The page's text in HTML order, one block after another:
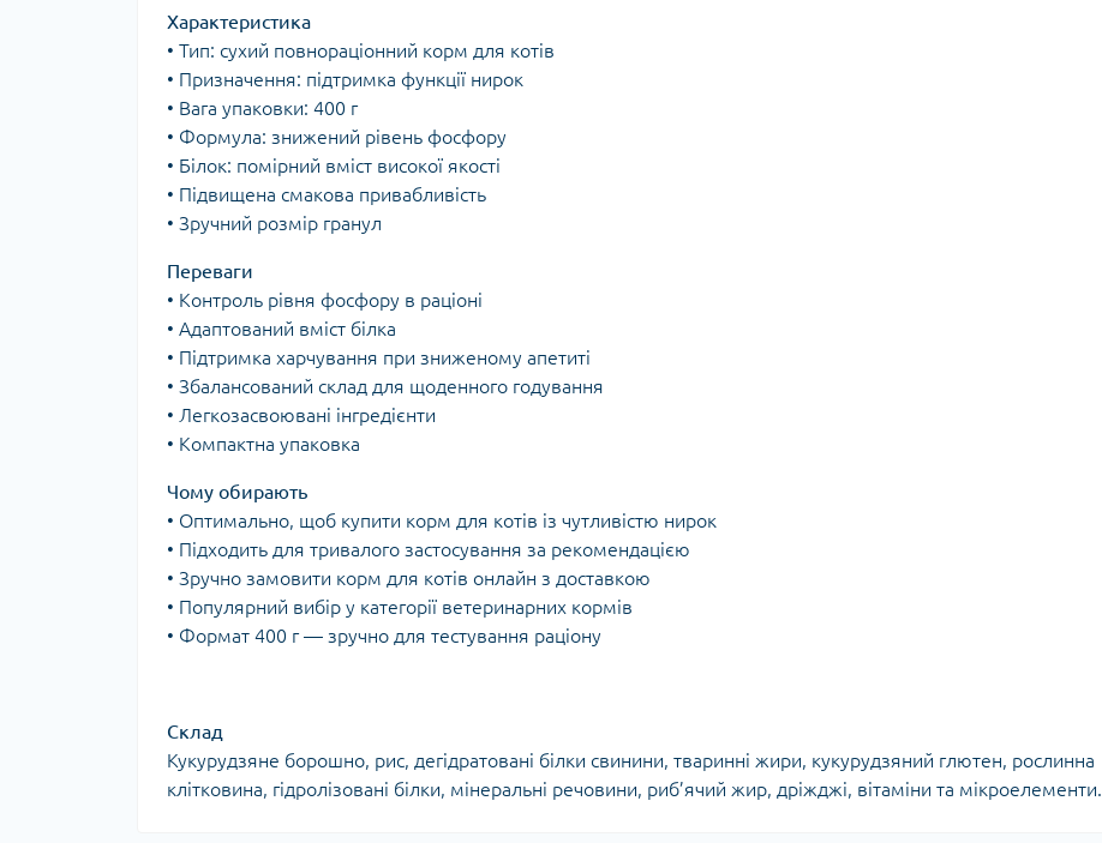
Характеристика
• Тип: сухий повнораціонний корм для котів
• Призначення: підтримка функції нирок
• Вага упаковки: 400 г
• Формула: знижений рівень фосфору
• Білок: помірний вміст високої якості
• Підвищена смакова привабливість
• Зручний розмір гранул
Переваги
• Контроль рівня фосфору в раціоні
• Адаптований вміст білка
• Підтримка харчування при зниженому апетиті
• Збалансований склад для щоденного годування
• Легкозасвоювані інгредієнти
• Компактна упаковка
Чому обирають
• Оптимально, щоб купити корм для котів із чутливістю нирок
• Підходить для тривалого застосування за рекомендацією
• Зручно замовити корм для котів онлайн з доставкою
• Популярний вибір у категорії ветеринарних кормів
• Формат 400 г — зручно для тестування раціону
Склад
Кукурудзяне борошно, рис, дегідратовані білки свинини, тваринні жири, кукурудзяний глютен, рослинна
клітковина, гідролізовані білки, мінеральні речовини, риб’ячий жир, дріжджі, вітаміни та мікроелементи.